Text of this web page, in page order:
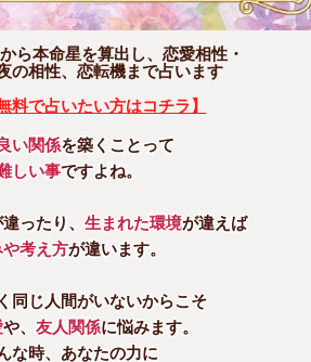
ら本命星を算出し、恋愛相性・
の相性、恋転機まで占います
料で占いたい方はコチラ】
い関係を築くことって
しい事ですよね。
ったり、 生まれた環境が違えば
考え方が違います。
同じ人間がいないからこそ
や、 友人関係に悩みます。
な時、あなたの力に